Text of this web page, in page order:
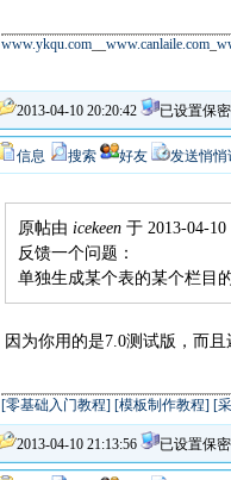
www.ykqu.com www.canlaile.com
2013-04-10 20:20:42 已设置保密
信息 搜索 好友 发送悄悄
原帖由 icekeen 于 2013-04-
反馈一个问题：
单独生成某个表的某个栏目
因为你用的是7.0测试版，而
[零基础入门教程] [模板制作教程] [
2013-04-10 21:13:56 已设置保密